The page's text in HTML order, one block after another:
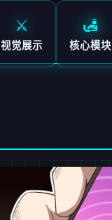
⚔️
视觉展示
🛃
核心模块